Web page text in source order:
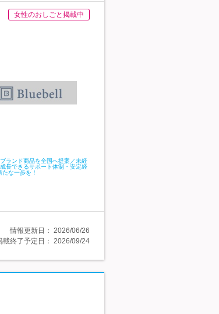
女性のおしごと掲載中
情報更新日： 2026/06/26
載終了予定日： 2026/09/24